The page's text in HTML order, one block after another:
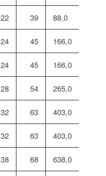
22 39 88,0
24 45 166,0
24 45 166,0
28 54 265,0
32 63 403,0
32 63 403,0
38 68 638,0